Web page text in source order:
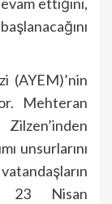
(AYEM)’nin
Mehteran
unsurlarını
23 Nisan